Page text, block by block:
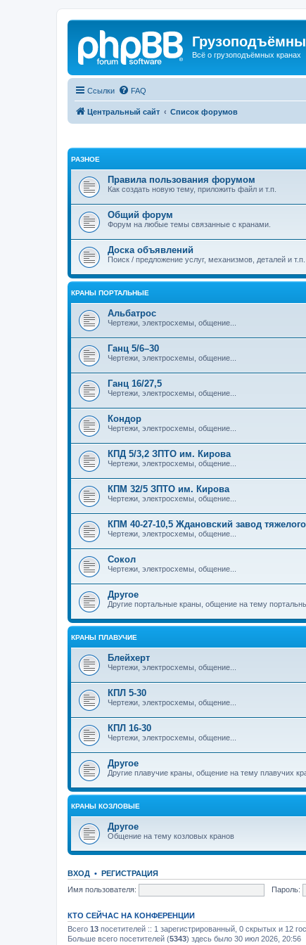
Всё о грузоподъёмных кранах
Ссылки FAQ
Центральный сайт Список форумов
РАЗНОЕ
Правила пользования форумом
Как создать новую тему, приложить файл и т.п.
Общий форум
Форум на любые темы связанные с кранами.
Доска объявлений
Поиск / предложение услуг, механизмов, деталей и
КРАНЫ ПОРТАЛЬНЫЕ
Альбатрос
Чертежи, электросхемы, общение...
Ганц 5/6–30
Чертежи, электросхемы, общение...
Ганц 16/27,5
Чертежи, электросхемы, общение...
Кондор
Чертежи, электросхемы, общение...
КПД 5/3,2 ЗПТО им. Кирова
Чертежи, электросхемы, общение...
КПМ 32/5 ЗПТО им. Кирова
Чертежи, электросхемы, общение...
КПМ 40-27-10,5 Ждановский завод
Чертежи, электросхемы, общение...
Сокол
Чертежи, электросхемы, общение...
Другое
Другие портальные краны, общение на тему
КРАНЫ ПЛАВУЧИЕ
Блейхерт
Чертежи, электросхемы, общение...
КПЛ 5-30
Чертежи, электросхемы, общение...
КПЛ 16-30
Чертежи, электросхемы, общение...
Другое
Другие плавучие краны, общение на тему плавучих
КРАНЫ КОЗЛОВЫЕ
Другое
Общение на тему козловых кранов
ВХОД • РЕГИСТРАЦИЯ
Имя пользователя:
Пароль:
КТО СЕЙЧАС НА КОНФЕРЕНЦИИ
Всего 13 посетителей :: 1 зарегистрированный, 0 скрытых и 12
Больше всего посетителей (5343) здесь было 30 июл 2026, 20:56